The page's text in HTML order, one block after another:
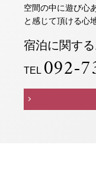
空間の中に遊び心
と感じて頂ける心
宿泊に関す
TEL 092-